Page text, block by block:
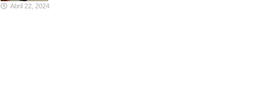
Abril 22, 2024